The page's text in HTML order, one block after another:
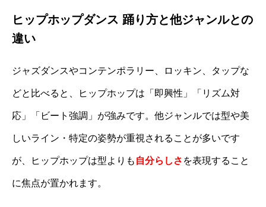
ヒップホップダンス 踊り方と他ジャンルとの
違い
ジャズダンスやコンテンポラリー、ロッキン、タップな
どと比べると、ヒップホップは「即興性」「リズム対
応」「ビート強調」が強みです。他ジャンルでは型や美
しいライン・特定の姿勢が重視されることが多いです
が、ヒップホップは型よりも 自分らしさ を表現すること
に焦点が置かれます。